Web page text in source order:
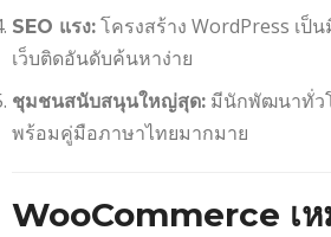
SEO แรง: โครงสร้าง WordPress เป็
เว็บติดอันดับค้นหาง่าย
ชุมชนสนับสนุนใหญ่สุด: มีนักพัฒนาทั่ว
พร้อมคู่มือภาษาไทยมากมาย
WooCommerce เห